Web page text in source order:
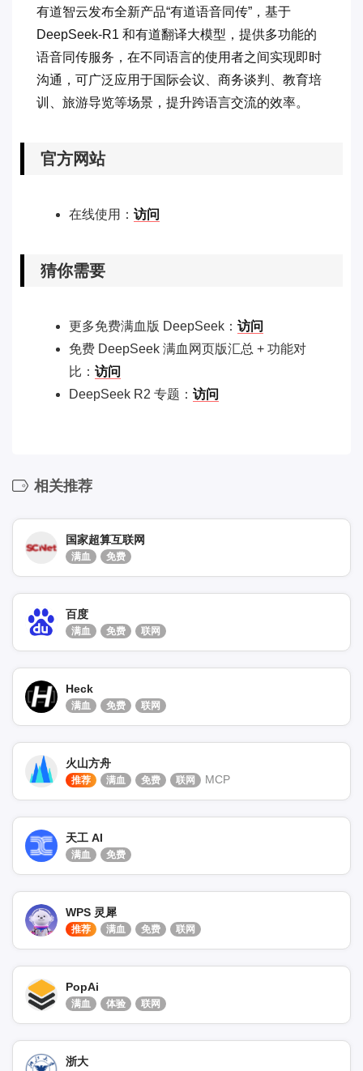
有道智云发布全新产品“有道语音同传”，基于
DeepSeek-R1 和有道翻译大模型，提供多功能的
语音同传服务，在不同语言的使用者之间实现即时
沟通，可广泛应用于国际会议、商务谈判、教育培
训、旅游导览等场景，提升跨语言交流的效率。
官方网站
在线使用： 访问
猜你需要
更多免费满血版 DeepSeek： 访问
免费 DeepSeek 满血网页版汇总 + 功能对
比： 访问
DeepSeek R2 专题： 访问
相关推荐
国家超算互联网
满血 免费
百度
满血 免费 联网
Heck
满血 免费 联网
火山方舟
推荐 满血 免费 联网 MCP
天工 AI
满血 免费
WPS 灵犀
推荐 满血 免费 联网
PopAi
满血 体验 联网
浙大